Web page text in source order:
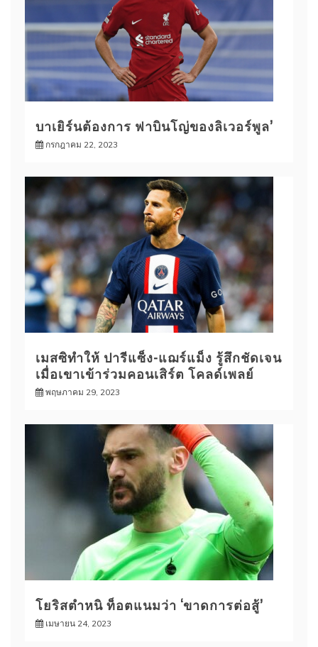
บาเยิร์นต้องการ ฟาบินโญ่ของลิเวอร์พูล’
กรกฎาคม 22, 2023
เมสซิทำให้ ปารีแซ็ง-แฌร์แม็ง รู้สึกชัดเจน
เมื่อเขาเข้าร่วมคอนเสิร์ต โคลด์เพลย์
พฤษภาคม 29, 2023
โยริสตำหนิ ท็อตแนมว่า ‘ขาดการต่อสู้’
เมษายน 24, 2023